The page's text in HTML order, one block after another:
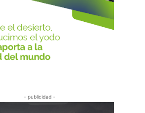
- publicidad -